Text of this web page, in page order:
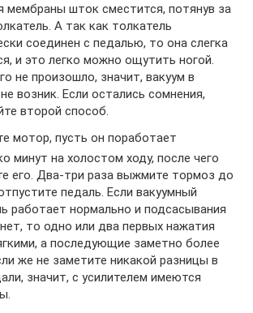
мембраны шток сместится, потянув за
А так как толкатель
соединен с педалью, то она слегка
и это легко можно ощутить ногой.
не произошло, значит, вакуум в
возник. Если остались сомнения,
второй способ.
мотор, пусть он поработает
минут на холостом ходу, после чего
его. Два-три раза выжмите тормоз до
педаль. Если вакуумный
работает нормально и подсасывания
то одно или два первых нажатия
а последующие заметно более
же не заметите никакой разницы в
значит, с усилителем имеются